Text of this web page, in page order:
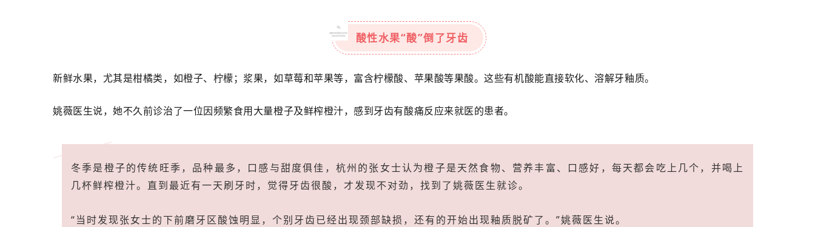
酸性水果“酸”倒了牙齿
新鲜水果，尤其是柑橘类，如橙子、柠檬；浆果，如草莓和苹果等，富含柠檬酸、苹果酸等果酸。这些有机酸能直接软化、溶解牙釉质。
姚薇医生说，她不久前诊治了一位因频繁食用大量橙子及鲜榨橙汁，感到牙齿有酸痛反应来就医的患者。
冬季是橙子的传统旺季，品种最多，口感与甜度俱佳，杭州的张女士认为橙子是天然食物、营养丰富、口感好，每天都会吃上几个，并喝上
几杯鲜榨橙汁。直到最近有一天刷牙时，觉得牙齿很酸，才发现不对劲，找到了姚薇医生就诊。
“当时发现张女士的下前磨牙区酸蚀明显，个别牙齿已经出现颈部缺损，还有的开始出现釉质脱矿了。”姚薇医生说。